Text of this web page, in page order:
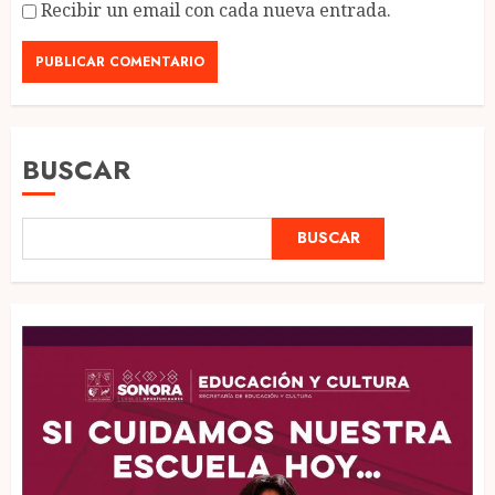
Recibir un email con cada nueva entrada.
BUSCAR
BUSCAR